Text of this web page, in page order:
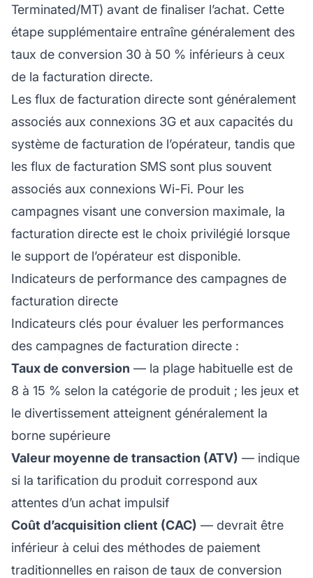
Terminated/MT) avant de finaliser l’achat. Cette
étape supplémentaire entraîne généralement des
taux de conversion 30 à 50 % inférieurs à ceux
de la facturation directe.
Les flux de facturation directe sont généralement
associés aux connexions 3G et aux capacités du
système de facturation de l’opérateur, tandis que
les flux de facturation SMS sont plus souvent
associés aux connexions Wi-Fi. Pour les
campagnes visant une conversion maximale, la
facturation directe est le choix privilégié lorsque
le support de l’opérateur est disponible.
Indicateurs de performance des campagnes de
facturation directe
Indicateurs clés pour évaluer les performances
des campagnes de facturation directe :
Taux de conversion — la plage habituelle est de
8 à 15 % selon la catégorie de produit ; les jeux et
le divertissement atteignent généralement la
borne supérieure
Valeur moyenne de transaction (ATV) — indique
si la tarification du produit correspond aux
attentes d’un achat impulsif
Coût d’acquisition client (CAC) — devrait être
inférieur à celui des méthodes de paiement
traditionnelles en raison de taux de conversion